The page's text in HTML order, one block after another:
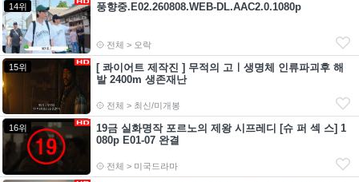
14위 풍향중.E02.260808.WEB-DL.AAC2.0.1080p
전체 > 오락
15위
[ 콰이어트 제작진 ] 무적의 고ㅣ생명체 인류파괴후 해
발 2400m 생존재난
전체 > 최신/미개봉
16위
19금 실화명작 포르노의 제왕 시프레디 [슈 퍼 섹 스] 1
080p E01-07 완결
전체 > 미국드라마